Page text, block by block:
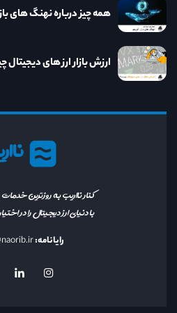
کنار نااریب به روزترین
با دنیای ارز دیجیتال را در
رایانامه:info@naorib.ir
همه چیز درباره نهنگ های
ارزش بازار ارز های